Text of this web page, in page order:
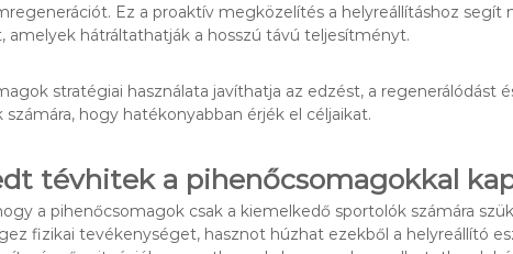
Ez a proaktív megközelítés a helyreállításhoz segít
amelyek hátráltathatják a hosszú távú teljesítményt.
stratégiai használata javíthatja az edzést, a regenerálódást
hogy hatékonyabban érjék el céljaikat.
tévhitek a pihenőcsomagokkal
a pihenőcsomagok csak a kiemelkedő sportolók számára
fizikai tevékenységet, hasznot húzhat ezekből a helyreállító